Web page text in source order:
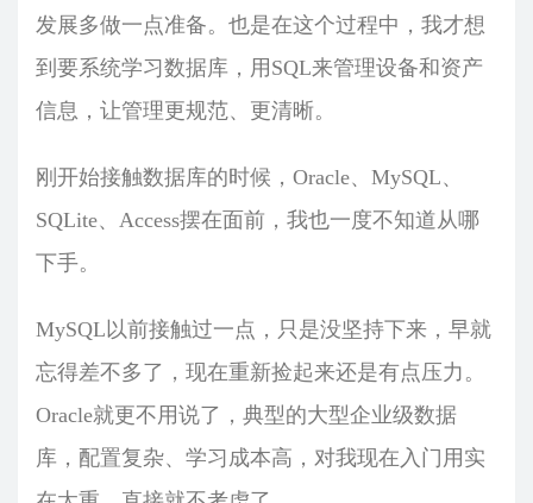
发展多做一点准备。也是在这个过程中，我才想
到要系统学习数据库，用SQL来管理设备和资产
信息，让管理更规范、更清晰。
刚开始接触数据库的时候，Oracle、MySQL、
SQLite、Access摆在面前，我也一度不知道从哪
下手。
MySQL以前接触过一点，只是没坚持下来，早就
忘得差不多了，现在重新捡起来还是有点压力。
Oracle就更不用说了，典型的大型企业级数据
库，配置复杂、学习成本高，对我现在入门用实